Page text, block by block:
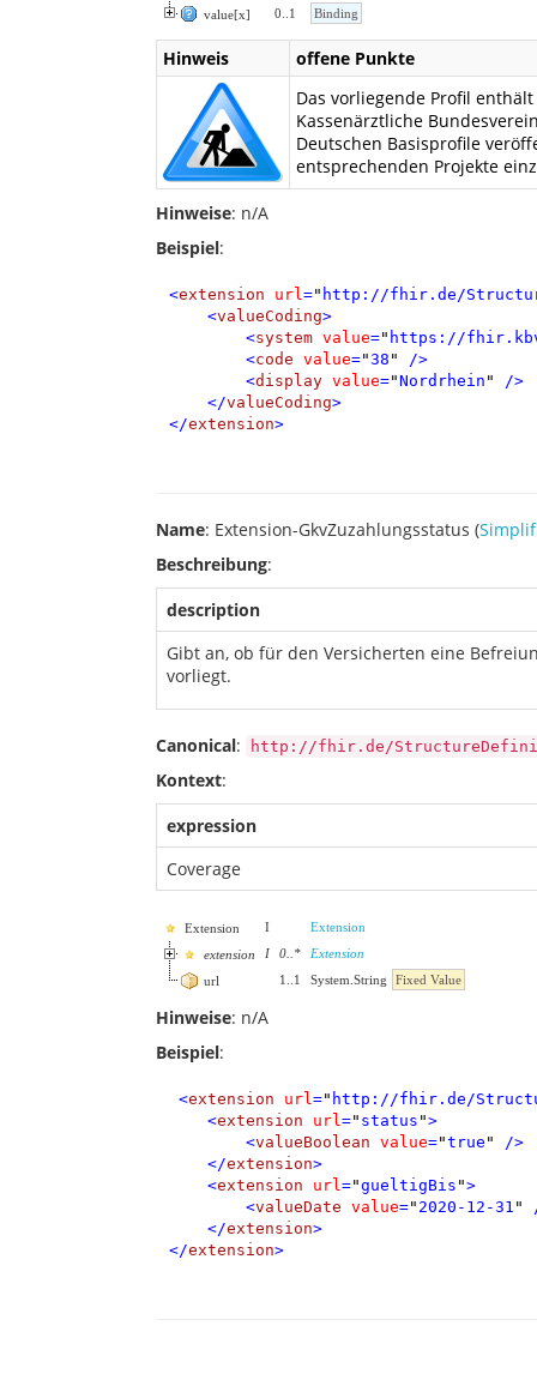
value[x] 0 1 Binding
Hinweis
offene Punkte
Das vorliegende Profil
Kassenärztliche
Deutschen Basisprofile
entsprechenden Projekte
Hinweise: n/A
Beispiel:
<extension url =" http://fhir.de/
<valueCoding>
<system value=" https://
<code value="38 "
/>
<display value="Nordrhein "
/>
</valueCoding>
</extension>
Name: Extension-GkvZuzahlungsstatus (
Beschreibung:
description
Gibt an, ob für den Versicherten eine
vorliegt.
Canonical: http://fhir.de/
Kontext:
expression
Coverage
Extension I
Extension
extension
I 0 *
Extension
url
1 1 System.String Fixed Value
Hinweise: n/A
Beispiel:
<extension url =" http://fhir.de/
<extension url =" status ">
<valueBoolean value="true "
/>
</extension>
<extension url ="gueltigBis ">
<valueDate value=" 2020-12-31 "
</extension>
</extension>